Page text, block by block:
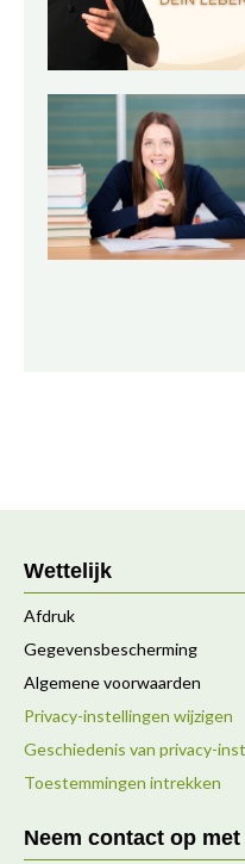
Wettelijk
Afdruk
Gegevensbescherming
Algemene voorwaarden
Privacy-instellingen wijzigen
Geschiedenis van privacy-
Toestemmingen intrekken
Neem contact op met